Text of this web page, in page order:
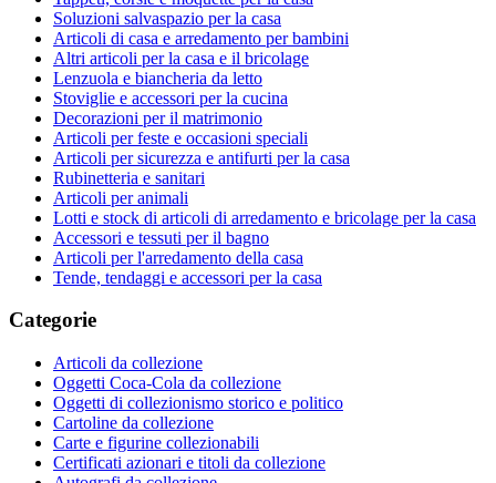
Soluzioni salvaspazio per la casa
Articoli di casa e arredamento per bambini
Altri articoli per la casa e il bricolage
Lenzuola e biancheria da letto
Stoviglie e accessori per la cucina
Decorazioni per il matrimonio
Articoli per feste e occasioni speciali
Articoli per sicurezza e antifurti per la casa
Rubinetteria e sanitari
Articoli per animali
Lotti e stock di articoli di arredamento e bricolage per la casa
Accessori e tessuti per il bagno
Articoli per l'arredamento della casa
Tende, tendaggi e accessori per la casa
Categorie
Articoli da collezione
Oggetti Coca-Cola da collezione
Oggetti di collezionismo storico e politico
Cartoline da collezione
Carte e figurine collezionabili
Certificati azionari e titoli da collezione